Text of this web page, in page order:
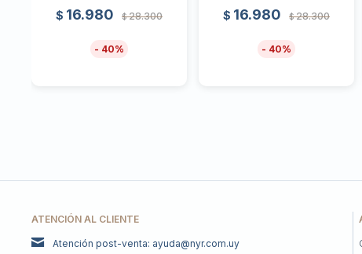
$ 16.980 $ 28.300
40
$ 16.980 $ 28.300
40
ATENCIÓN AL CLIENTE
Atención post-venta: ayuda@nyr.com.uy